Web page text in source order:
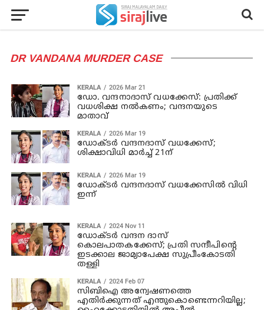
DR VANDANA MURDER CASE
KERALA 2026 Mar 21
ഡോ. വന്ദനാദാസ് വധക്കേസ്: പ്രതിക്ക്
വധശിക്ഷ നല്‍കണം; വന്ദനയുടെ
മാതാവ്
KERALA 2026 Mar 19
ഡോക്ടര്‍ വന്ദനദാസ് വധക്കേസ്;
ശിക്ഷാവിധി മാര്‍ച്ച് 21ന്
KERALA 2026 Mar 19
ഡോക്ടര്‍ വന്ദനദാസ് വധക്കേസില്‍ വിധി
ഇന്ന്
KERALA 2024 Nov 11
ഡോക്ടര്‍ വന്ദന ദാസ്
കൊലപാതകക്കേസ്; പ്രതി സന്ദീപിന്റെ
ഇടക്കാല ജാമ്യാപേക്ഷ സുപ്രീംകോടതി
തള്ളി
KERALA 2024 Feb 07
സിബിഐ അന്വേഷണത്തെ
എതിര്‍ക്കുന്നത് എന്തുകൊണ്ടെന്നറിയില്ല;